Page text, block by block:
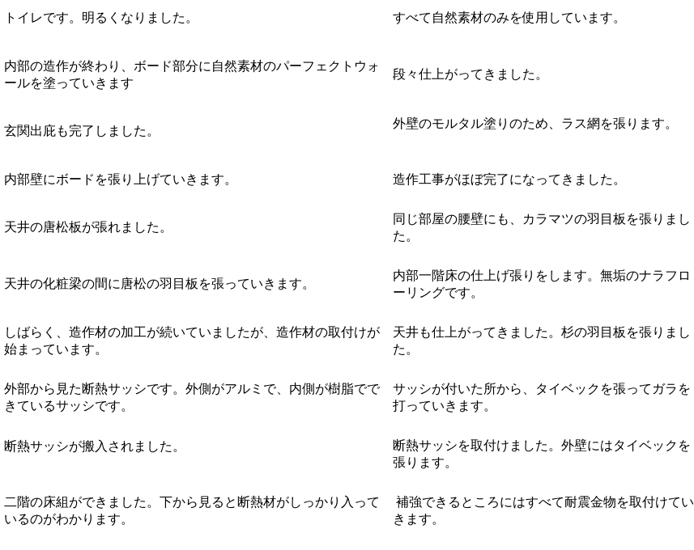
トイレです。明るくなりました。 すべて自然素材のみを使用しています。
内部の造作が終わり、ボード部分に自然素材のパーフェクトウォ
ールを塗っていきます
段々仕上がってきました。
玄関出庇も完了しました。
外壁のモルタル塗りのため、ラス網を張ります。
内部壁にボードを張り上げていきます。 造作工事がほぼ完了になってきました。
天井の唐松板が張れました。
同じ部屋の腰壁にも、カラマツの羽目板を張りまし
た。
天井の化粧梁の間に唐松の羽目板を張っていきます。
内部一階床の仕上げ張りをします。無垢のナラフロ
ーリングです。
しばらく、造作材の加工が続いていましたが、造作材の取付けが
始まっています。
天井も仕上がってきました。杉の羽目板を張りまし
た。
外部から見た断熱サッシです。外側がアルミで、内側が樹脂でで
きているサッシです。
サッシが付いた所から、タイベックを張ってガラを
打っていきます。
断熱サッシが搬入されました。
断熱サッシを取付けました。外壁にはタイベックを
張ります。
二階の床組ができました。下から見ると断熱材がしっかり入って
いるのがわかります。
補強できるところにはすべて耐震金物を取付けてい
きます。